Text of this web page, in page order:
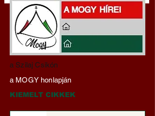
Darai Lajos:
Naplóbölcsességeim
(2024)
a Szilaj Csikón
a MOGY honlapján
KIEMELT CIKKEK